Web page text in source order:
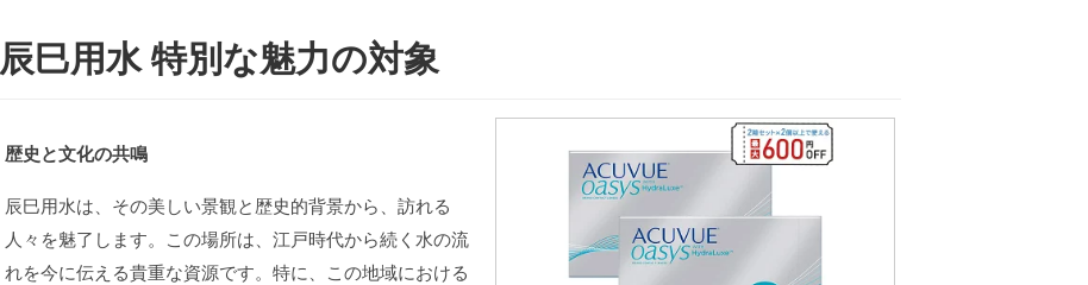
辰巳用水 特別な魅力の対象
歴史と文化の共鳴
辰巳用水は、その美しい景観と歴史的背景から、訪れる
人々を魅了します。この場所は、江戸時代から続く水の流
れを今に伝える貴重な資源です。特に、この地域における